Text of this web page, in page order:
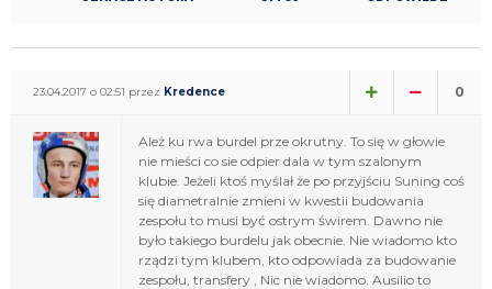
23.04.2017 o 02:51 przez Kredence 0
Ależ ku rwa burdel prze okrutny. To się w głowie
nie mieści co sie odpier dala w tym szalonym
klubie. Jeżeli ktoś myślał że po przyjściu Suning coś
się diametralnie zmieni w kwestii budowania
zespołu to musi być ostrym świrem. Dawno nie
było takiego burdelu jak obecnie. Nie wiadomo kto
rządzi tym klubem, kto odpowiada za budowanie
zespołu, transfery , Nic nie wiadomo. Ausilio to